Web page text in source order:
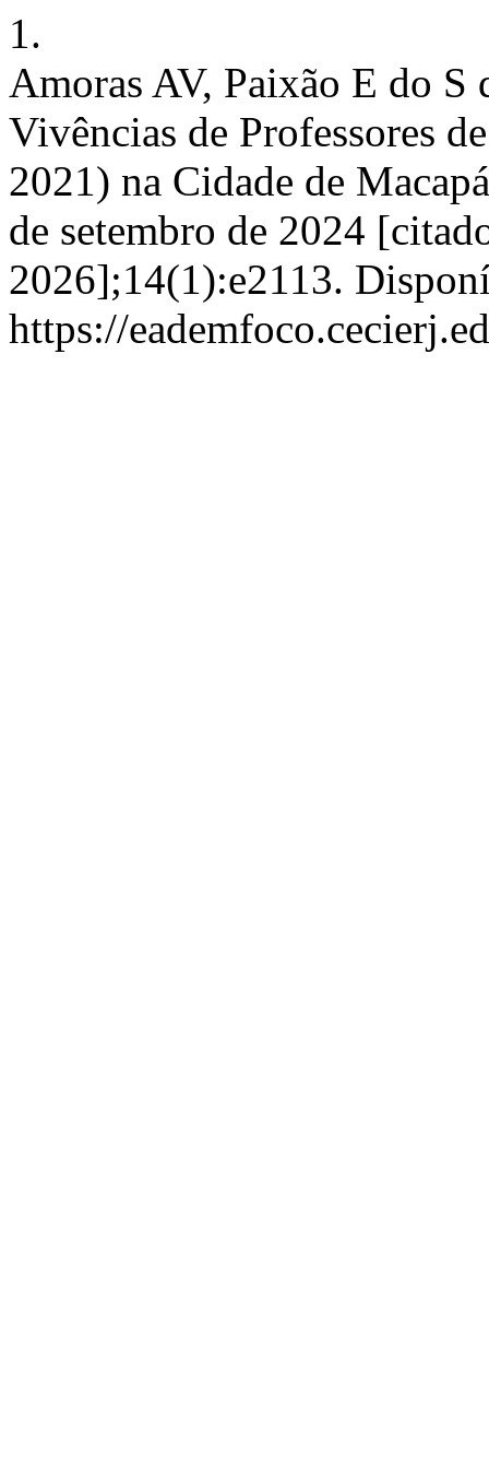
1.
Amoras AV, Paixão E do S
Vivências de Professores
2021) na Cidade de
de setembro de 2024
2026];14(1):e2113.
https://